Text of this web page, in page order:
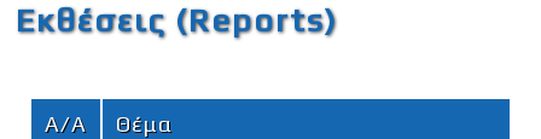
Εκθέσεις (Reports)
Α/Α Θέμα